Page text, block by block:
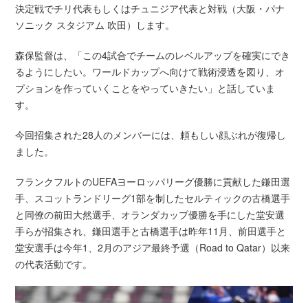
決定戦でチリ代表もしくはチュニジア代表と対戦（大阪・パナ
ソニック スタジアム 吹田）します。
森保監督は、「この4試合でチームのレベルアップを確実にでき
るようにしたい。ワールドカップへ向けて戦術浸透を図り、オ
プションを作っていくことをやっていきたい」と話していま
す。
今回招集された28人のメンバーには、頼もしい顔ぶれが復帰し
ました。
フランクフルトのUEFAヨーロッパリーグ優勝に貢献した鎌田選
手、スコットランドリーグ1部を制したセルティックの古橋選手
と同僚の前田大然選手、オランダカップ優勝を手にした堂安選
手らが招集され、鎌田選手と古橋選手は昨年11月、前田選手と
堂安選手は今年1、2月のアジア最終予選（Road to Qatar）以来
の代表活動です。